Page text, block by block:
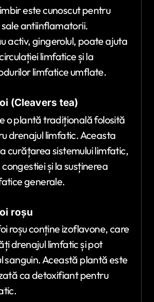
este cunoscut pentru
antiinflamatorii.
activ, gingerolul, poate ajuta
limfatice și la
limfatice umflate.
(Cleavers tea)
o plantă tradițională folosită
drenajul limfatic. Aceasta
curățarea sistemului limfatic,
și la susținerea
generale.
roșu
roșu conține izoflavone, care
drenajul limfatic și pot
sanguin. Această plantă este
ca detoxifiant pentru